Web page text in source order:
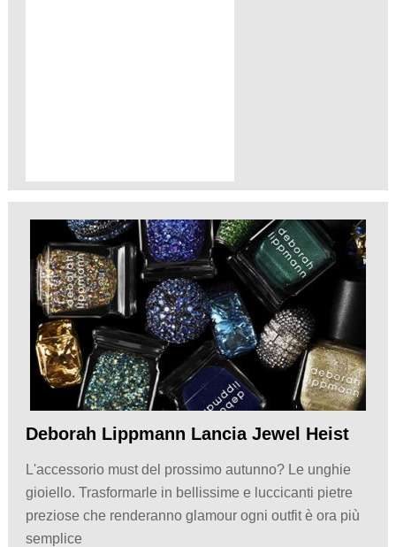
Deborah Lippmann Lancia Jewel Heist
L'accessorio must del prossimo autunno? Le unghie
gioiello. Trasformarle in bellissime e luccicanti pietre
preziose che renderanno glamour ogni outfit è ora più
semplice